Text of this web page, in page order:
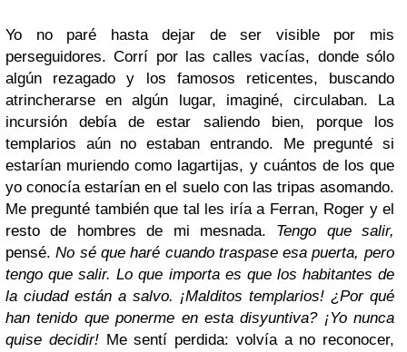
Yo no paré hasta dejar de ser visible por mis
perseguidores. Corrí por las calles vacías, donde sólo
algún rezagado y los famosos reticentes, buscando
atrincherarse en algún lugar, imaginé, circulaban. La
incursión debía de estar saliendo bien, porque los
templarios aún no estaban entrando. Me pregunté si
estarían muriendo como lagartijas, y cuántos de los que
yo conocía estarían en el suelo con las tripas asomando.
Me pregunté también que tal les iría a Ferran, Roger y el
resto de hombres de mi mesnada. Tengo que salir,
pensé.No sé que haré cuando traspase esa puerta, pero
tengo que salir. Lo que importa es que los habitantes de
la ciudad están a salvo. ¡Malditos templarios! ¿Por qué
han tenido que ponerme en esta disyuntiva? ¡Yo nunca
quise decidir! Me sentí perdida: volvía a no reconocer,